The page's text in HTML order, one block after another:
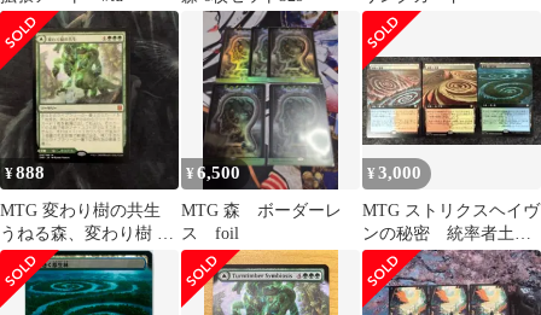
¥888
MTG 変わり樹の共生
うねる森、変わり樹 日
本語版
¥6,500
MTG 森 ボーダーレ
ス foil
¥3,000
MTG ストリクスヘイヴ
ンの秘密 統率者土地
まとめ売り